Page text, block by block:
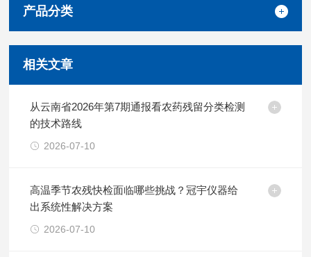
产品分类
相关文章
从云南省2026年第7期通报看农药残留分类检测
的技术路线
2026-07-10
高温季节农残快检面临哪些挑战？冠宇仪器给
出系统性解决方案
2026-07-10